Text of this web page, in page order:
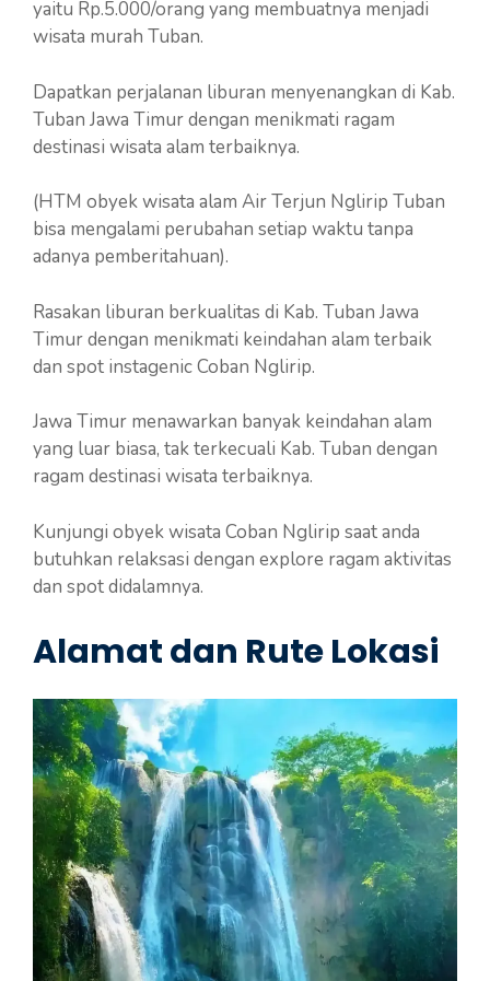
yaitu Rp.5.000/orang yang membuatnya menjadi
wisata murah Tuban.
Dapatkan perjalanan liburan menyenangkan di Kab.
Tuban Jawa Timur dengan menikmati ragam
destinasi wisata alam terbaiknya.
(HTM obyek wisata alam Air Terjun Nglirip Tuban
bisa mengalami perubahan setiap waktu tanpa
adanya pemberitahuan).
Rasakan liburan berkualitas di Kab. Tuban Jawa
Timur dengan menikmati keindahan alam terbaik
dan spot instagenic Coban Nglirip.
Jawa Timur menawarkan banyak keindahan alam
yang luar biasa, tak terkecuali Kab. Tuban dengan
ragam destinasi wisata terbaiknya.
Kunjungi obyek wisata Coban Nglirip saat anda
butuhkan relaksasi dengan explore ragam aktivitas
dan spot didalamnya.
Alamat dan Rute Lokasi